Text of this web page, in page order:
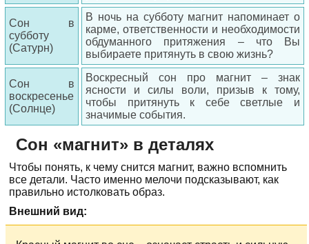
Сон в
субботу
(Сатурн)
В ночь на субботу магнит напоминает о
карме, ответственности и необходимости
обдуманного притяжения – что Вы
выбираете притянуть в свою жизнь?
Сон в
воскресенье
(Солнце)
Воскресный сон про магнит – знак
ясности и силы воли, призыв к тому,
чтобы притянуть к себе светлые и
значимые события.
Сон «магнит» в деталях
Чтобы понять, к чему снится магнит, важно вспомнить
все детали. Часто именно мелочи подсказывают, как
правильно истолковать образ.
Внешний вид: